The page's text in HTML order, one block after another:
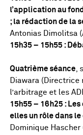
l’application au
; la rédaction de la
Antonias Dimolitsa
15h35 – 15h55 :
Quatrième séance ,
Diawara
l’arbitrage et les
15h55 – 16h25 :
elles un rôle dans
Dominique